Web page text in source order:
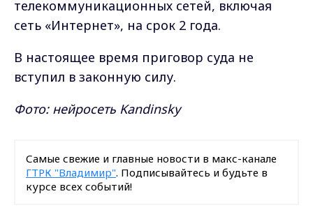
телекоммуникационных сетей, включая
сеть «Интернет», на срок 2 года.
В настоящее время приговор суда не
вступил в законную силу.
Фото: нейросеть Kandinsky
Самые свежие и главные новости в макс-канале
ГТРК "Владимир". Подписывайтесь и будьте в
курсе всех событий!